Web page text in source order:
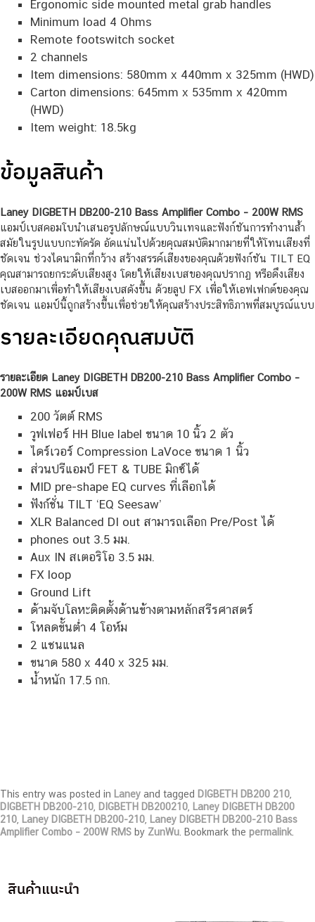
Ergonomic side mounted metal grab handles
Minimum load 4 Ohms
Remote footswitch socket
2 channels
Item dimensions: 580mm x 440mm x 325mm (HWD)
Carton dimensions: 645mm x 535mm x 420mm
(HWD)
Item weight: 18.5kg
ข้อมูลสินค้า
Laney DIGBETH DB200-210 Bass Amplifier Combo – 200W RMS
แอมป์เบสคอมโบนำเสนอรูปลักษณ์แบบวินเทจและฟังก์ชันการทำงานล้ำ
สมัยในรูปแบบกะทัดรัด อัดแน่นไปด้วยคุณสมบัติมากมายที่ให้โทนเสียงที่
ชัดเจน ช่วงไดนามิกที่กว้าง สร้างสรรค์เสียงของคุณด้วยฟังก์ชัน TILT EQ
คุณสามารถยกระดับเสียงสูง โดยให้เสียงเบสของคุณปรากฏ หรือดึงเสียง
เบสออกมาเพื่อทำให้เสียงเบสดังขึ้น ด้วยลูป FX เพื่อให้เอฟเฟกต์ของคุณ
ชัดเจน แอมป์นี้ถูกสร้างขึ้นเพื่อช่วยให้คุณสร้างประสิทธิภาพที่สมบูรณ์แบบ
รายละเอียดคุณสมบัติ
รายละเอียด Laney DIGBETH DB200-210 Bass Amplifier Combo –
200W RMS แอมป์เบส
200 วัตต์ RMS
วูฟเฟอร์ HH Blue label ขนาด 10 นิ้ว 2 ตัว
ไดร์เวอร์ Compression LaVoce ขนาด 1 นิ้ว
ส่วนปรีแอมป์ FET & TUBE มิกซ์ได้
MID pre-shape EQ curves ที่เลือกได้
ฟังก์ชั่น TILT ‘EQ Seesaw’
XLR Balanced DI out สามารถเลือก Pre/Post ได้
phones out 3.5 มม.
Aux IN สเตอริโอ 3.5 มม.
FX loop
Ground Lift
ด้ามจับโลหะติดตั้งด้านข้างตามหลักสรีรศาสตร์
โหลดขั้นต่ำ 4 โอห์ม
2 แชนแนล
ขนาด 580 x 440 x 325 มม.
น้ำหนัก 17.5 กก.
This entry was posted in Laney and tagged DIGBETH DB200 210
DIGBETH DB200-210 DIGBETH DB200210 Laney DIGBETH DB200
210 Laney DIGBETH DB200-210 Laney DIGBETH DB200-210 Bass
Amplifier Combo – 200W RMS by ZunWu . Bookmark the permalink
สินค้าแนะนำ